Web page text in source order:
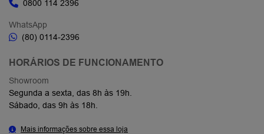
0800 114 2396
WhatsApp
(80) 0114-2396
HORÁRIOS DE FUNCIONAMENTO
Showroom
Segunda a sexta, das 8h às 19h.
Sábado, das 9h às 18h.
Mais informações sobre essa loja